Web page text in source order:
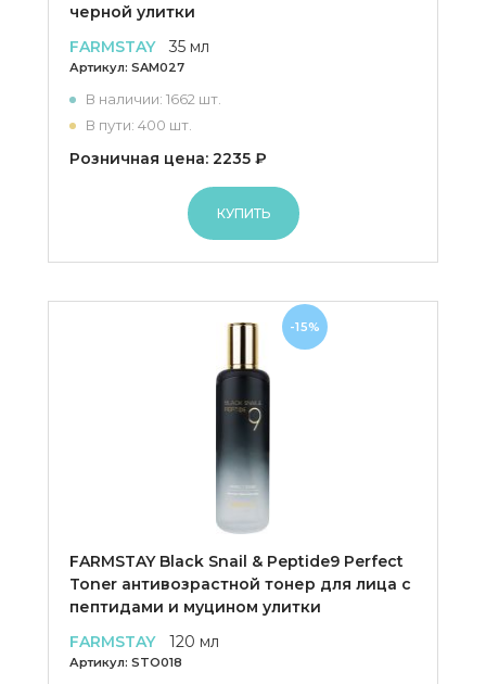
черной улитки
FARMSTAY
35 мл
Артикул: SAM027
В наличии: 1662 шт.
В пути: 400 шт.
Розничная цена: 2235 ₽
КУПИТЬ
FARMSTAY Black Snail & Peptide9 Perfect
Toner антивозрастной тонер для лица с
пептидами и муцином улитки
FARMSTAY
120 мл
Артикул: STO018
-15%